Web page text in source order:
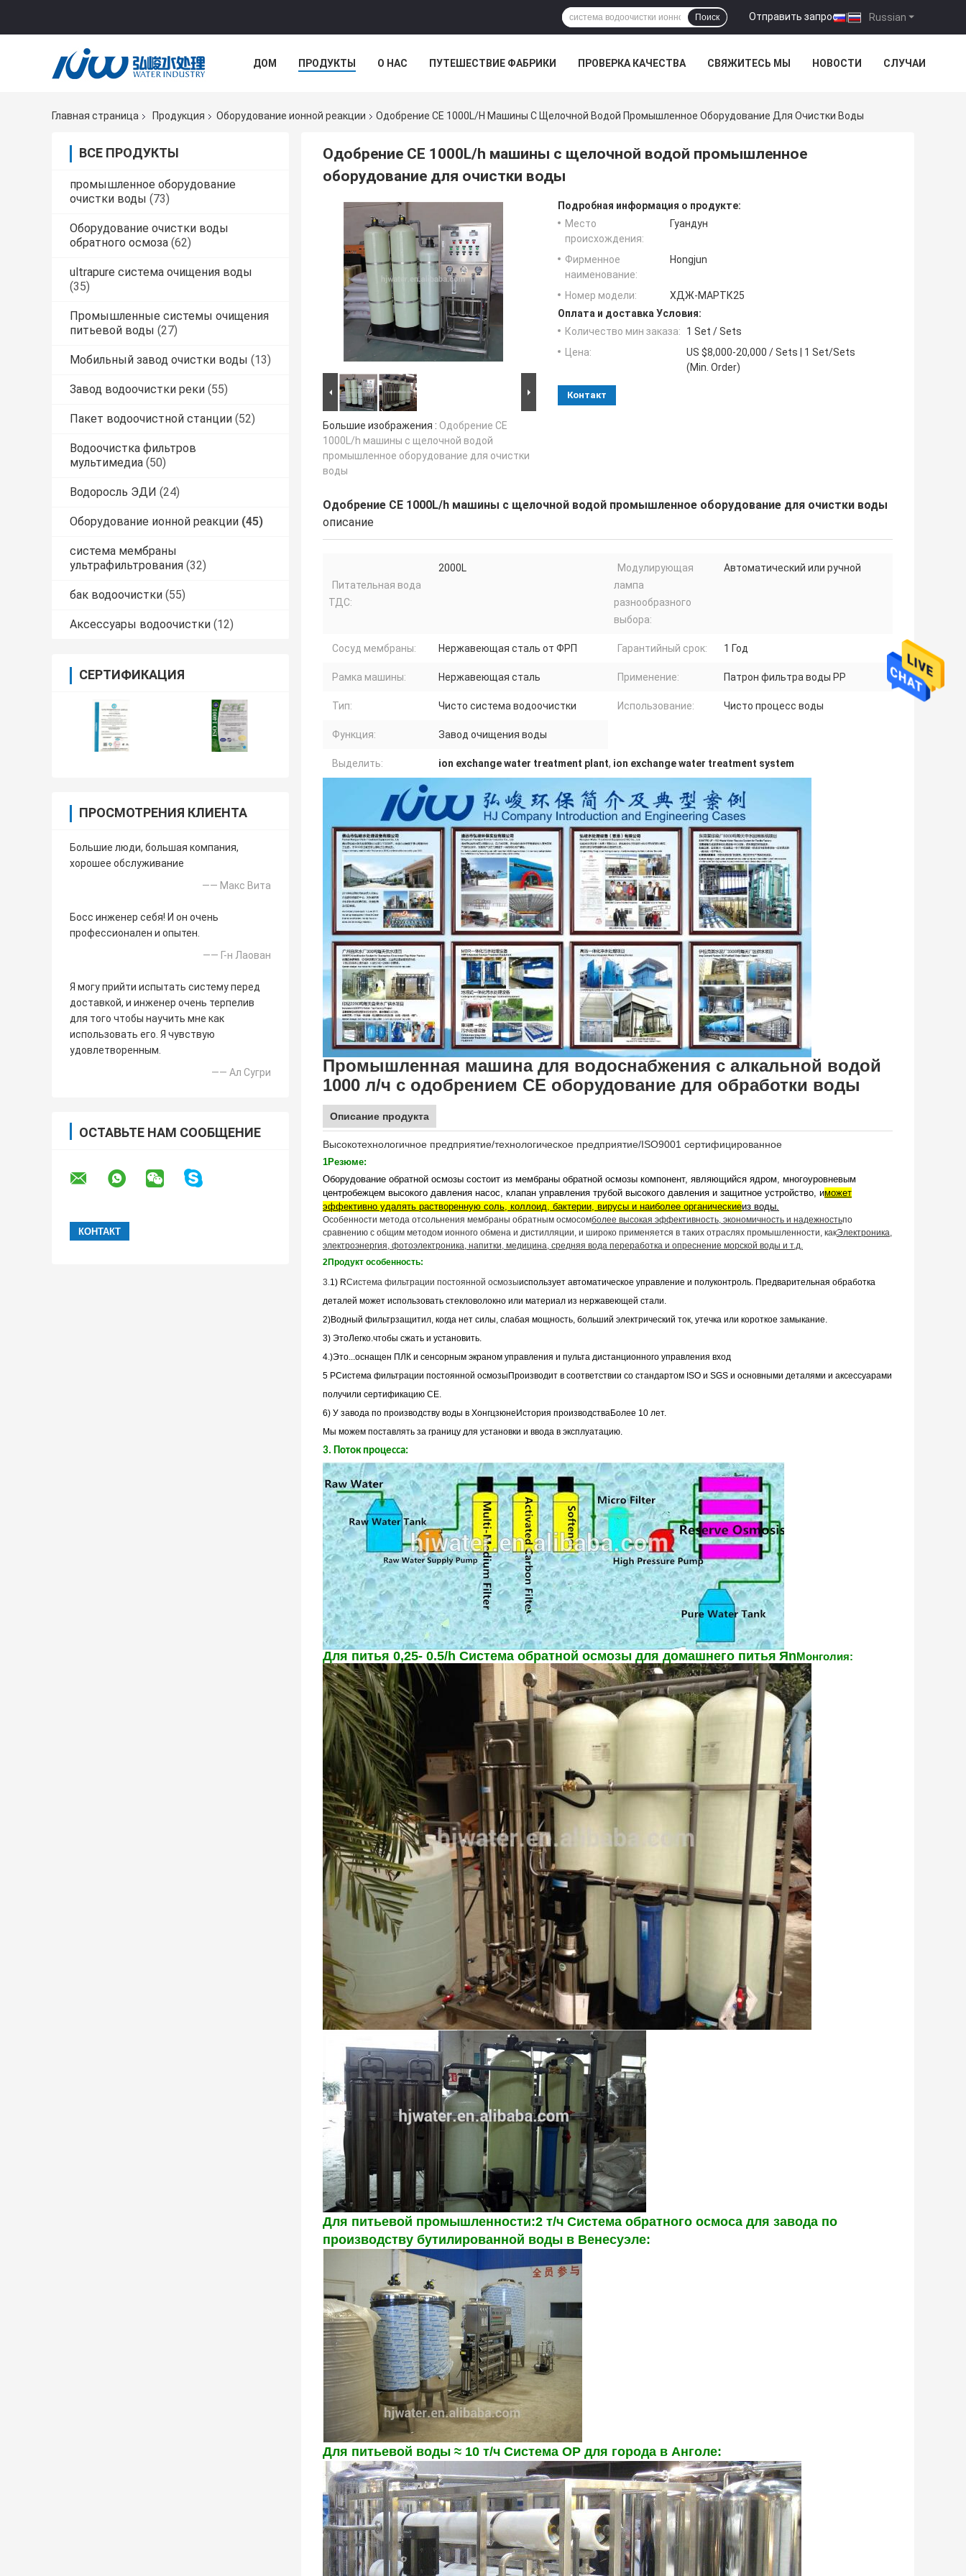
Russian
Отправить запрос |
Поиск
ДОМ ПРОДУКТЫ О НАС ПУТЕШЕСТВИЕ ФАБРИКИ ПРОВЕРКА КАЧЕСТВА СВЯЖИТЕСЬ МЫ НОВОСТИ СЛУЧАИ
Главная страница Продукция Оборудование ионной реакции Одобрение CE 1000L/h Машины С Щелочной Водой Промышленное Оборудование Для Очистки Воды
ВСЕ ПРОДУКТЫ
промышленное оборудование
очистки воды (73)
Оборудование очистки воды
обратного осмоза (62)
ultrapure система очищения воды
(35)
Промышленные системы очищения
питьевой воды (27)
Мобильный завод очистки воды (13)
Завод водоочистки реки (55)
Пакет водоочистной станции (52)
Водоочистка фильтров
мультимедиа (50)
Водоросль ЭДИ (24)
Оборудование ионной реакции (45)
система мембраны
ультрафильтрования (32)
бак водоочистки (55)
Аксессуары водоочистки (12)
СЕРТИФИКАЦИЯ
ПРОСМОТРЕНИЯ КЛИЕНТА
Большие люди, большая компания,
хорошее обслуживание
—— Макс Вита
Босс инженер себя! И он очень
профессионален и опытен.
—— Г-н Лаован
Я могу прийти испытать систему перед
доставкой, и инженер очень терпелив
для того чтобы научить мне как
использовать его. Я чувствую
удовлетворенным.
—— Ал Сугри
ОСТАВЬТЕ НАМ СООБЩЕНИЕ
Одобрение CE 1000L/h машины с щелочной водой промышленное
оборудование для очистки воды
Большие изображения : Одобрение CE
1000L/h машины с щелочной водой
промышленное оборудование для очистки
воды
Подробная информация о продукте:
Место
происхождения:
Гуандун
Фирменное
наименование:
Hongjun
Номер модели:
ХДЖ-МАРТК25
Оплата и доставка Условия:
Количество мин заказа:
1 Set / Sets
Цена:
US $8,000-20,000 / Sets | 1 Set/Sets
(Min. Order)
Контакт
Одобрение CE 1000L/h машины с щелочной водой промышленное оборудование для очистки воды
описание
Питательная вода
ТДС:
2000L
Модулирующая
лампа
разнообразного
выбора:
Автоматический или ручной
Сосуд мембраны: Нержавеющая сталь от ФРП Гарантийный срок: 1 Год
Рамка машины: Нержавеющая сталь Применение: Патрон фильтра воды PP
Тип: Чисто система водоочистки Использование: Чисто процесс воды
Функция: Завод очищения воды
Выделить: ion exchange water treatment plant, ion exchange water treatment system
Промышленная машина для водоснабжения с алкальной водой
1000 л/ч с одобрением CE оборудование для обработки воды
Описание продукта
Высокотехнологичное предприятие/технологическое предприятие/ISO9001 сертифицированное
1Резюме:
Оборудование обратной осмозы состоит из мембраны обратной осмозы компонент, являющийся ядром, многоуровневым
центробежцем высокого давления насос, клапан управления трубой высокого давления и защитное устройство, иможет
эффективно удалять растворенную соль, коллоид, бактерии, вирусы и наиболее органическиеиз воды.
Особенности метода отсольнения мембраны обратным осмосомболее высокая эффективность, экономичность и надежностьпо
сравнению с общим методом ионного обмена и дистилляции, и широко применяется в таких отраслях промышленности, какЭлектроника,
электроэнергия, фотоэлектроника, напитки, медицина, средняя вода переработка и опреснение морской воды и т.д.
2Продукт особенность:
3.1) RСистема фильтрации постоянной осмозыиспользует автоматическое управление и полуконтроль. Предварительная обработка
деталей может использовать стекловолокно или материал из нержавеющей стали.
2)Водный фильтрзащитил, когда нет силы, слабая мощность, больший электрический ток, утечка или короткое замыкание.
3) ЭтоЛегко.чтобы сжать и установить.
4.)Это...оснащен ПЛК и сенсорным экраном управления и пульта дистанционного управления вход
5 РСистема фильтрации постоянной осмозы Производит в соответствии со стандартом ISO и SGS и основными деталями и аксессуарами
получили сертификацию CE.
6) У завода по производству воды в Хонгцзюне История производстваБолее 10 лет.
Мы можем поставлять за границу для установки и ввода в эксплуатацию.
3. Поток процесса:
Для питья 0,25- 0.5/h Система обратной осмозы для домашнего питья ЯnМонголия:
Для питьевой промышленности:2 т/ч Система обратного осмоса для завода по
производству бутилированной воды в Венесуэле:
Для питьевой воды ≈ 10 т/ч Система ОР для города в Анголе: